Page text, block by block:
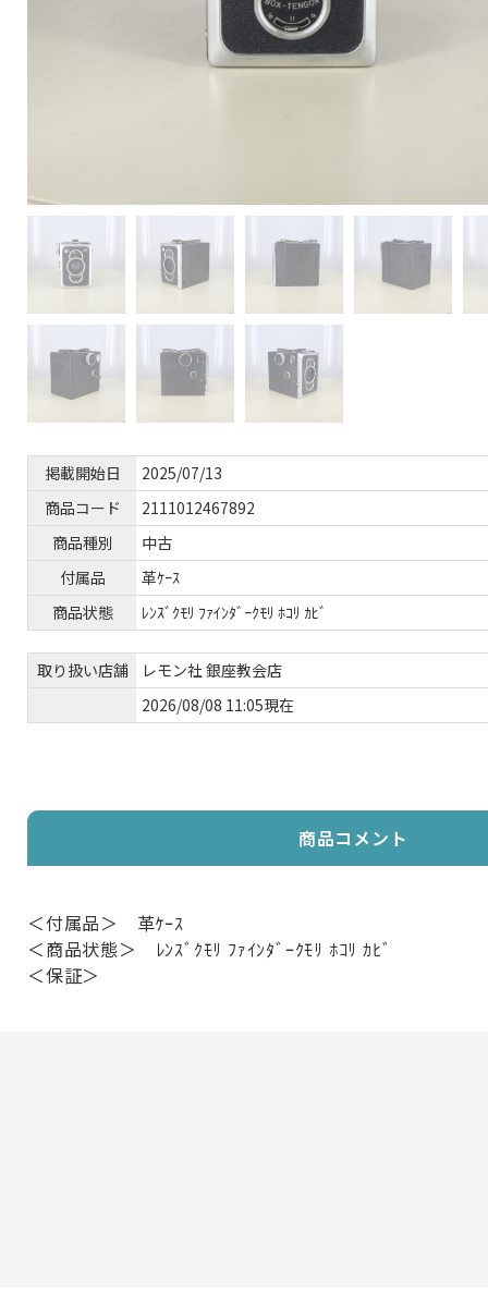
掲載開始日
2025/07/13
商品コード
2111012467892
商品種別
中古
付属品
革ｹｰｽ
商品状態
ﾚﾝｽﾞｸﾓﾘ ﾌｧｲﾝﾀﾞｰｸﾓﾘ ﾎｺﾘ ｶﾋﾞ
取り扱い店舗
レモン社 銀座教会店
2026/08/08 11:05現在
商品コメント
＜付属品＞ 革ｹｰｽ
＜商品状態＞ ﾚﾝｽﾞｸﾓﾘ ﾌｧｲﾝﾀﾞｰｸﾓﾘ ﾎｺﾘ ｶﾋﾞ
＜保証＞